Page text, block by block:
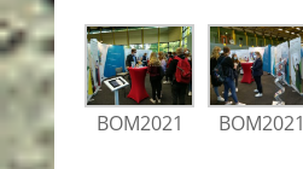
BOM2021 BOM2021